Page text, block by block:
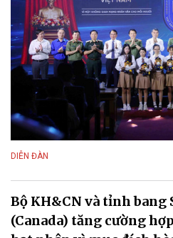
DIỄN ĐÀN
Bộ KH&CN và tỉnh bang
(Canada) tăng cường